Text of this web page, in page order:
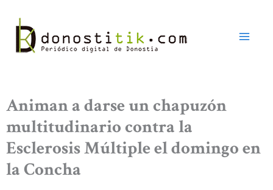
contenido
Animan a darse un chapuzón
multitudinario contra la
Esclerosis Múltiple el domingo en
la Concha